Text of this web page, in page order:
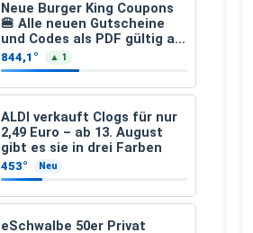
Neue Burger King Coupons
🍔 Alle neuen Gutscheine
und Codes als PDF gültig ab
25.07.2026 bis 04.09.2026
844,1° ▲ 1
ALDI verkauft Clogs für nur
2,49 Euro – ab 13. August
gibt es sie in drei Farben
453° Neu
eSchwalbe 50er Privat